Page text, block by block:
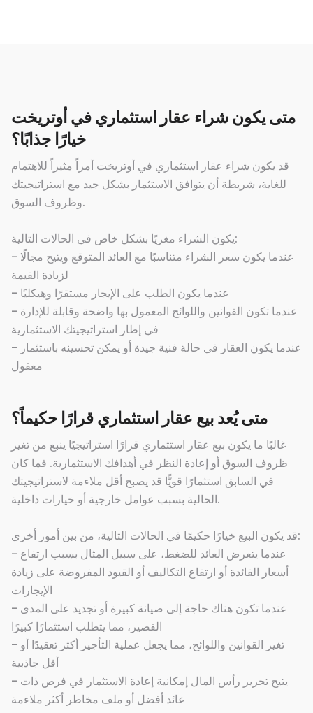
متى يكون شراء عقار استثماري في أوتريخت
خيارًا جذابًا؟
قد يكون شراء عقار استثماري في أوتريخت أمراً مثيراً للاهتمام
للغاية، شريطة أن يتوافق الاستثمار بشكل جيد مع استراتيجيتك
وظروف السوق.
يكون الشراء مغريًا بشكل خاص في الحالات التالية:
- عندما يكون سعر الشراء متناسبًا مع العائد المتوقع ويتيح مجالًا
لزيادة القيمة
- عندما يكون الطلب على الإيجار مستقرًا وهيكليًا
- عندما تكون القوانين واللوائح المعمول بها واضحة وقابلة للإدارة
في إطار استراتيجيتك الاستثمارية
- عندما يكون العقار في حالة فنية جيدة أو يمكن تحسينه باستثمار
معقول
متى يُعد بيع عقار استثماري قرارًا حكيماً؟
غالبًا ما يكون بيع عقار استثماري قرارًا استراتيجيًا ينبع من تغير
ظروف السوق أو إعادة النظر في أهدافك الاستثمارية. فما كان
في السابق استثمارًا قويًّا قد يصبح أقل ملاءمة لاستراتيجيتك
الحالية بسبب عوامل خارجية أو خيارات داخلية.
قد يكون البيع خيارًا حكيمًا في الحالات التالية، من بين أمور أخرى:
- عندما يتعرض العائد للضغط، على سبيل المثال بسبب ارتفاع
أسعار الفائدة أو ارتفاع التكاليف أو القيود المفروضة على زيادة
الإيجارات
- عندما تكون هناك حاجة إلى صيانة كبيرة أو تجديد على المدى
القصير، مما يتطلب استثمارًا كبيرًا
- تغير القوانين واللوائح، مما يجعل عملية التأجير أكثر تعقيدًا أو
أقل جاذبية
- يتيح تحرير رأس المال إمكانية إعادة الاستثمار في فرص ذات
عائد أفضل أو ملف مخاطر أكثر ملاءمة